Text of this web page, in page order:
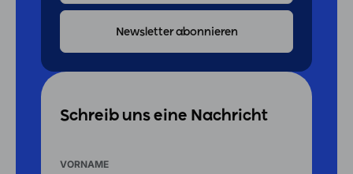
Schreib uns eine Nachricht
VORNAME